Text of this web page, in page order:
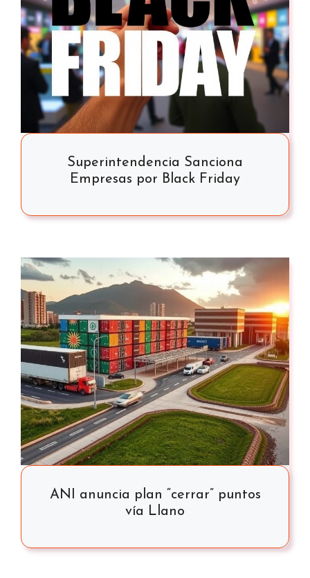
Superintendencia Sanciona
Empresas por Black Friday
ANI anuncia plan “cerrar” puntos
vía Llano